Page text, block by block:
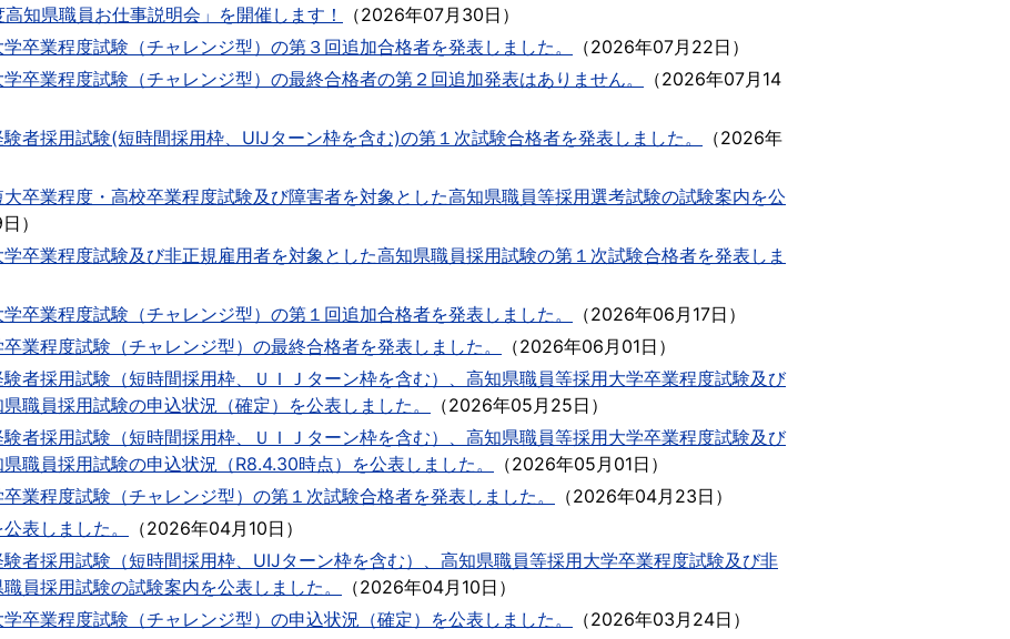
知県職員お仕事説明会」を開催します！
（2026年07月30日 ）
卒業程度試験（チャレンジ型）の第３回追加合格者を発表しました。
（2026年07月22日 ）
卒業程度試験（チャレンジ型）の最終合格者の第２回追加発表はありません。
（2026年07月14
者採用試験(短時間採用枠、UIJターン枠を含む)の第１次試験合格者を発表しました。
（2026年
卒業程度・高校卒業程度試験及び障害者を対象とした高知県職員等採用選考試験の試験案内を公
）
卒業程度試験及び非正規雇用者を対象とした高知県職員採用試験の第１次試験合格者を発表しま
卒業程度試験（チャレンジ型）の第１回追加合格者を発表しました。
（2026年06月17日 ）
業程度試験（チャレンジ型）の最終合格者を発表しました。
（2026年06月01日 ）
者採用試験（短時間採用枠、ＵＩＪターン枠を含む）、高知県職員等採用大学卒業程度試験及び
職員採用試験の申込状況（確定）を公表しました。
（2026年05月25日 ）
者採用試験（短時間採用枠、ＵＩＪターン枠を含む）、高知県職員等採用大学卒業程度試験及び
職員採用試験の申込状況（R8.4.30時点）を公表しました。
（2026年05月01日 ）
業程度試験（チャレンジ型）の第１次試験合格者を発表しました。
（2026年04月23日 ）
表しました。
（2026年04月10日 ）
者採用試験（短時間採用枠、UIJターン枠を含む）、高知県職員等採用大学卒業程度試験及び非
員採用試験の試験案内を公表しました。
（2026年04月10日 ）
卒業程度試験（チャレンジ型）の申込状況（確定）を公表しました。
（2026年03月24日 ）